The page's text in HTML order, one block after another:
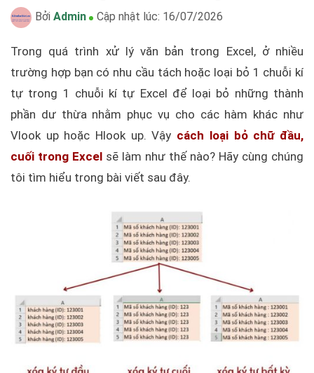
Bởi Admin Cập nhật lúc: 16/07/2026
Trong quá trình xử lý văn bản trong Excel, ở nhiều
trường hợp bạn có nhu cầu tách hoặc loại bỏ 1 chuỗi kí
tự trong 1 chuỗi kí tự Excel để loại bỏ những thành
phần dư thừa nhằm phục vụ cho các hàm khác như
Vlook up hoặc Hlook up. Vậy cách loại bỏ chữ đầu,
cuối trong Excel sẽ làm như thế nào? Hãy cùng chúng
tôi tìm hiểu trong bài viết sau đây.